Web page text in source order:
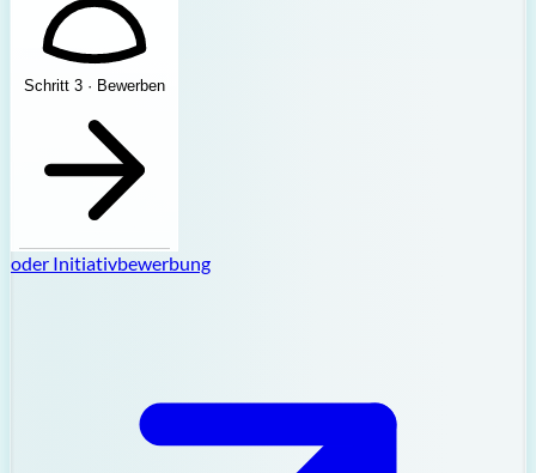
Schritt 3 · Bewerben
oder Initiativbewerbung